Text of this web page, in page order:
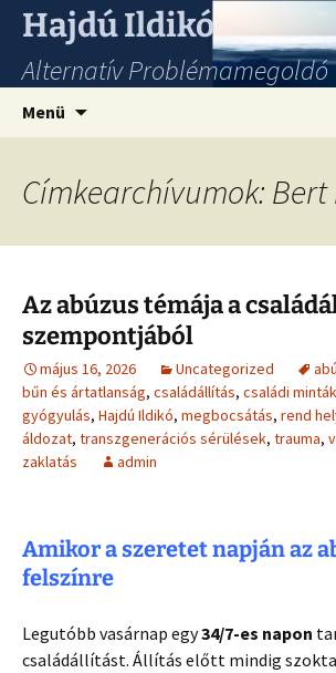
Hajdú Ildikó
Alternatív Problémamegoldó
Menü
Címkearchívumok:
Az abúzus témája a
szempontjából
május 16, 2026 Uncategorized
bűn és ártatlanság, családállítás, családi minták
gyógyulás, Hajdú Ildikó, megbocsátás, rend
áldozat, transzgenerációs sérülések, trauma,
zaklatás
admin
Amikor a szeretet napján az
felszínre
Legutóbb vasárnap egy34/7-es napon
családállítást. Állítás előtt mindig